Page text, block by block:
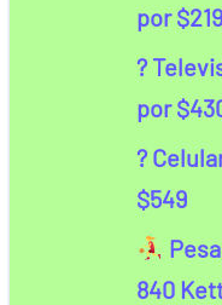
por
?
por
?
$549
840